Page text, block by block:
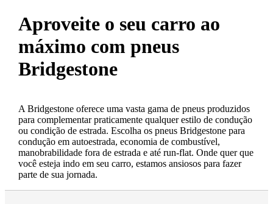
Aproveite o seu carro ao
máximo com pneus
Bridgestone
A Bridgestone oferece uma vasta gama de pneus produzidos
para complementar praticamente qualquer estilo de condução
ou condição de estrada. Escolha os pneus Bridgestone para
condução em autoestrada, economia de combustível,
manobrabilidade fora de estrada e até run-flat. Onde quer que
você esteja indo em seu carro, estamos ansiosos para fazer
parte de sua jornada.